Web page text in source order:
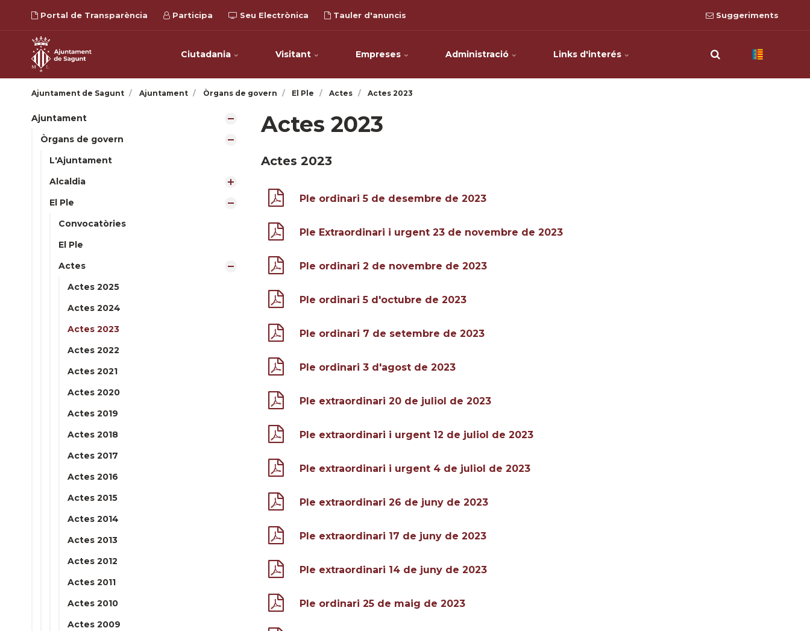
Portal de Transparència Participa Seu Electrònica Tauler d'anuncis Suggeriments
Ciutadania Visitant Empreses Administració Links d'interés
Ajuntament de Sagunt Ajuntament Òrgans de govern El Ple Actes Actes 2023
Ajuntament
Òrgans de govern
L'Ajuntament
Alcaldia
El Ple
Convocatòries
El Ple
Actes
Actes 2025
Actes 2024
Actes 2023
Actes 2022
Actes 2021
Actes 2020
Actes 2019
Actes 2018
Actes 2017
Actes 2016
Actes 2015
Actes 2014
Actes 2013
Actes 2012
Actes 2011
Actes 2010
Actes 2009
Actes 2023
Actes 2023
Ple ordinari 5 de desembre de 2023
Ple Extraordinari i urgent 23 de novembre de 2023
Ple ordinari 2 de novembre de 2023
Ple ordinari 5 d'octubre de 2023
Ple ordinari 7 de setembre de 2023
Ple ordinari 3 d'agost de 2023
Ple extraordinari 20 de juliol de 2023
Ple extraordinari i urgent 12 de juliol de 2023
Ple extraordinari i urgent 4 de juliol de 2023
Ple extraordinari 26 de juny de 2023
Ple extraordinari 17 de juny de 2023
Ple extraordinari 14 de juny de 2023
Ple ordinari 25 de maig de 2023